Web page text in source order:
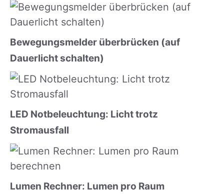
Bewegungsmelder überbrücken (auf
Dauerlicht schalten)
LED Notbeleuchtung: Licht trotz
Stromausfall
Lumen Rechner: Lumen pro Raum